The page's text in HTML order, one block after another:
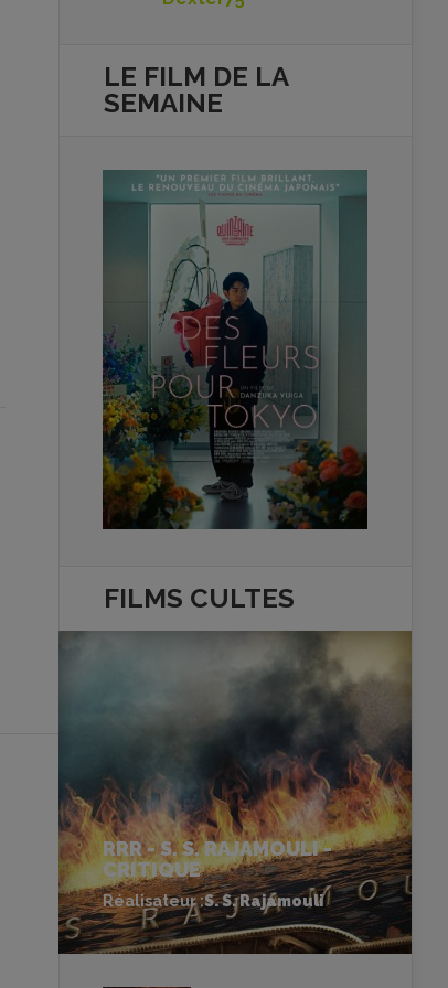
LE FILM DE LA
SEMAINE
FILMS CULTES
RRR - S. S. RAJAMOULI -
CRITIQUE
Réalisateur :S. S. Rajamouli